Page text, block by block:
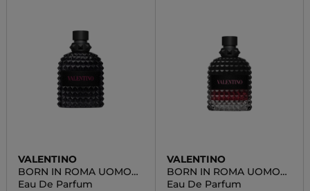
VALENTINO
BORN IN ROMA UOMO
EXTRADOSE
Eau De Parfum
VALENTINO
BORN IN ROMA UOMO
INTENSE
Eau De Parfum